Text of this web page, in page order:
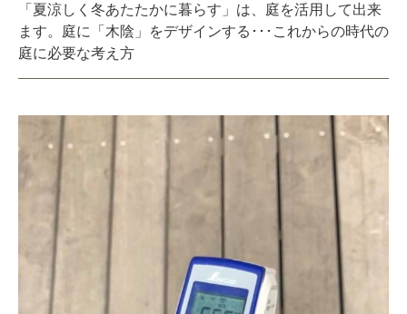
「夏涼しく冬あたたかに暮らす」は、庭を活用して出来
ます。庭に「木陰」をデザインする･･･これからの時代の
庭に必要な考え方